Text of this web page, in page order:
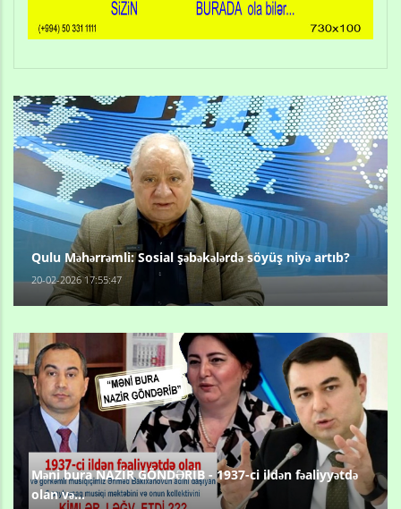
Qulu Məhərrəmli: Sosial şəbəkələrdə söyüş niyə artıb?
20-02-2026 17:55:47
Məni bura NAZİR GÖNDƏRİB - 1937-ci ildən fəaliyyətdə
olan və...